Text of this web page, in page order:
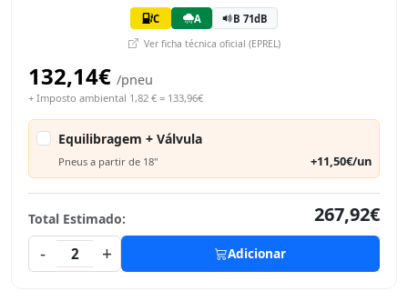
C A B 71dB
Ver ficha técnica oficial (EPREL)
132,14€ /pneu
+ Imposto ambiental 1,82 € = 133,96€
Equilibragem + Válvula
Pneus a partir de 18" +11,50€/un
Total Estimado:
267,92€
-
2 + Adicionar